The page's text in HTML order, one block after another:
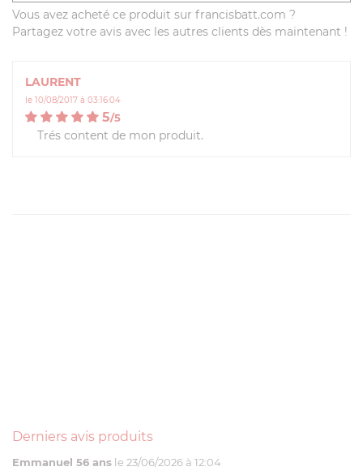
Vous avez acheté ce produit sur francisbatt.com ?
Partagez votre avis avec les autres clients dès maintenant !
LAURENT
le 10/08/2017 à 03:16:04
5/5
Trés content de mon produit.
Derniers avis produits
Emmanuel 56 ans le 23/06/2026 à 12:04